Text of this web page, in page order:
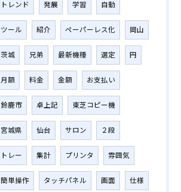
トレンド 発展 学習 自動
ツール 紹介 ペーパーレス化 岡山
茨城 兄弟 最新機種 選定 円
月額 料金 金額 お支払い
鈴鹿市 卓上記 東芝コピー機
宮城県 仙台 サロン ２段
トレー 集計 プリンタ 雰囲気
簡単操作 タッチパネル 画面 仕様